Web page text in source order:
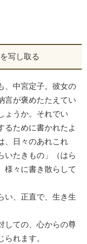
写し取る
、中宮定子。彼女の
言が褒めたたえてい
ょうか。それでい
るために書かれたよ
、日々のあれこれ
いたきもの」（はら
様々に書き散らして
い、正直で、生き生
しての、心からの尊
れます。